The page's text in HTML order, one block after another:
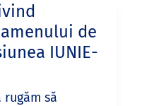
de
IUNIE-
rugăm să